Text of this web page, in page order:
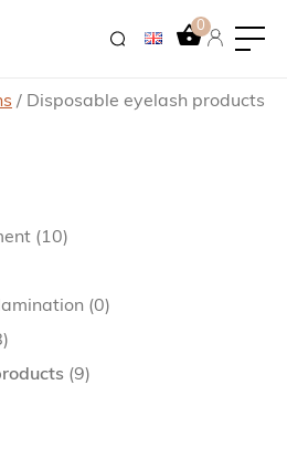
0
/ Disposable eyelash products
(10)
(0)
(9)